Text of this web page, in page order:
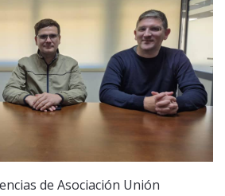
de Asociación Unión